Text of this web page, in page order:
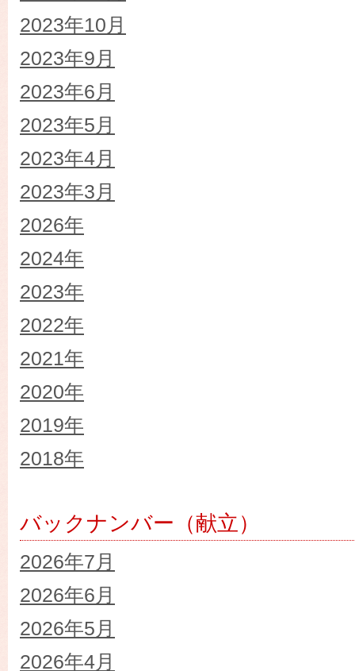
2023年10月
2023年9月
2023年6月
2023年5月
2023年4月
2023年3月
2026年
2024年
2023年
2022年
2021年
2020年
2019年
2018年
バックナンバー（献立）
2026年7月
2026年6月
2026年5月
2026年4月